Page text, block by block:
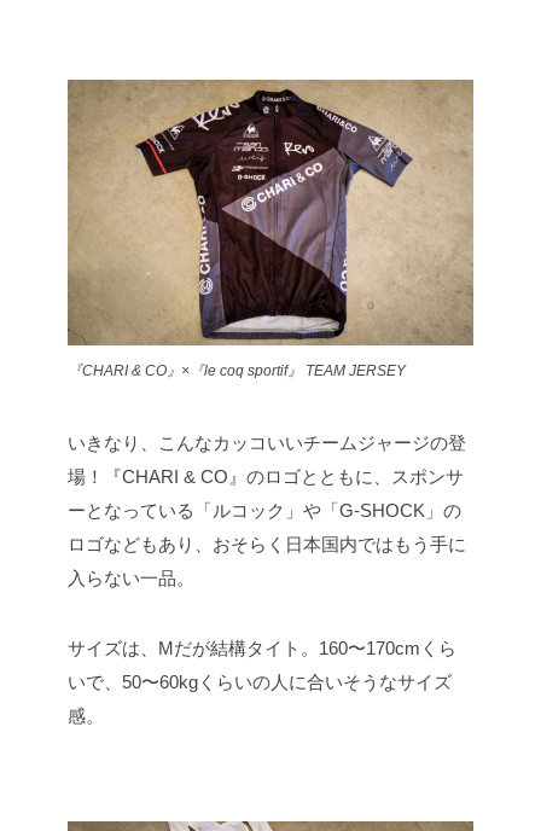
『CHARI & CO』×『le coq sportif』 TEAM JERSEY
いきなり、こんなカッコいいチームジャージの登
場！『CHARI & CO』のロゴとともに、スポンサ
ーとなっている「ルコック」や「G-SHOCK」の
ロゴなどもあり、おそらく日本国内ではもう手に
入らない一品。
サイズは、Mだが結構タイト。160〜170cmくら
いで、50〜60kgくらいの人に合いそうなサイズ
感。